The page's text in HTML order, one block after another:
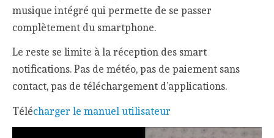
musique intégré qui permette de se passer
complètement du smartphone.
Le reste se limite à la réception des smart
notifications. Pas de météo, pas de paiement sans
contact, pas de téléchargement d’applications.
Télécharger le manuel utilisateur